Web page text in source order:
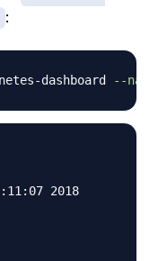
:
dashboard --name
2018